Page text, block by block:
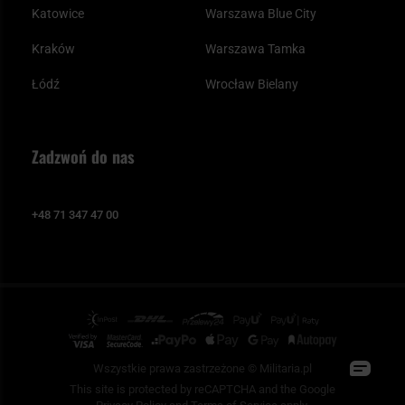
Katowice
Kraków
Łódź
Warszawa Blue City
Warszawa Tamka
Wrocław Bielany
Zadzwoń do nas
+48 71 347 47 00
Wszystkie prawa zastrzeżone © Militaria.pl
This site is protected by reCAPTCHA and the Google